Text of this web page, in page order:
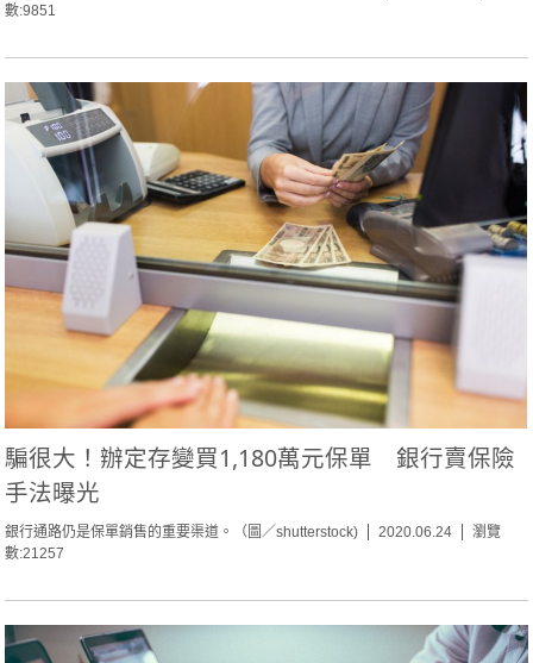
數:9851
騙很大！辦定存變買1,180萬元保單 銀行賣保險
手法曝光
銀行通路仍是保單銷售的重要渠道。（圖／shutterstock) 2020.06.24
瀏覽
數:21257